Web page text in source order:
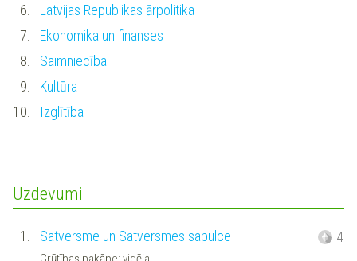
6.
Latvijas Republikas ārpolitika
7.
Ekonomika un finanses
8.
Saimniecība
9.
Kultūra
10.
Izglītība
Uzdevumi
1. Satversme un Satversmes sapulce 4